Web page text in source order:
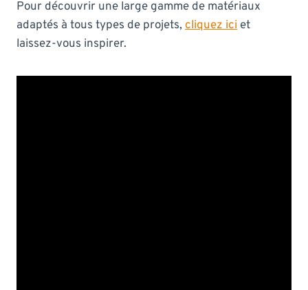
Pour découvrir une large gamme de matériaux
adaptés à tous types de projets, cliquez ici et
laissez-vous inspirer.